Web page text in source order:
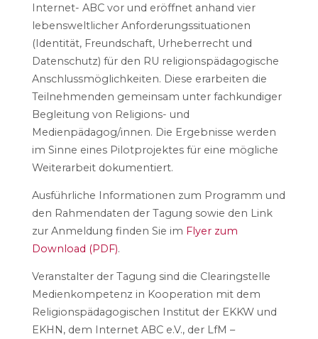
Internet- ABC vor und eröffnet anhand vier
lebensweltlicher Anforderungssituationen
(Identität, Freundschaft, Urheberrecht und
Datenschutz) für den RU religionspädagogische
Anschlussmöglichkeiten. Diese erarbeiten die
Teilnehmenden gemeinsam unter fachkundiger
Begleitung von Religions- und
Medienpädagog/innen. Die Ergebnisse werden
im Sinne eines Pilotprojektes für eine mögliche
Weiterarbeit dokumentiert.
Ausführliche Informationen zum Programm und
den Rahmendaten der Tagung sowie den Link
zur Anmeldung finden Sie im Flyer zum
Download (PDF).
Veranstalter der Tagung sind die Clearingstelle
Medienkompetenz in Kooperation mit dem
Religionspädagogischen Institut der EKKW und
EKHN, dem Internet ABC e.V., der LfM –